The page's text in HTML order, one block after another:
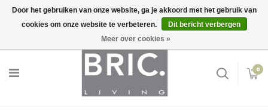
Inloggen
0
Door het gebruiken van onze website, ga je akkoord met het gebruik van
cookies om onze website te verbeteren.
Dit bericht verbergen
Meer over cookies »